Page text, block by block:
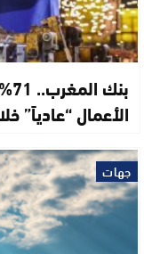
الأعمال “عادياً”
جهات